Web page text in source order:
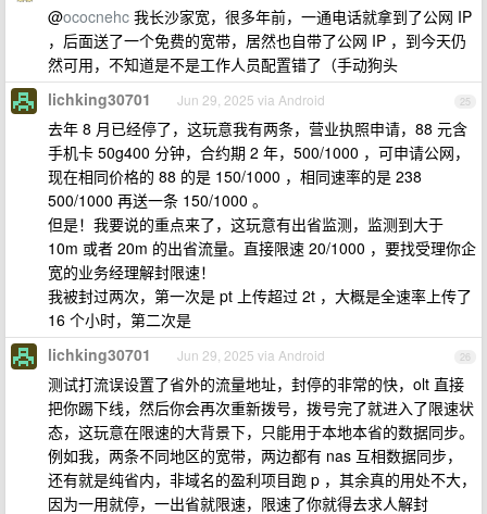
@ococnehc 我长沙家宽，很多年前，一通电话就拿到了公网 IP
，后面送了一个免费的宽带，居然也自带了公网 IP ，到今天仍
然可用，不知道是不是工作人员配置错了（手动狗头
25
lichking30701 Jun 29, 2025 via Android
去年 8 月已经停了，这玩意我有两条，营业执照申请，88 元含
手机卡 50g400 分钟，合约期 2 年，500/1000 ，可申请公网，
现在相同价格的 88 的是 150/1000 ，相同速率的是 238
500/1000 再送一条 150/1000 。
但是！我要说的重点来了，这玩意有出省监测，监测到大于
10m 或者 20m 的出省流量。直接限速 20/1000 ，要找受理你企
宽的业务经理解封限速！
我被封过两次，第一次是 pt 上传超过 2t ，大概是全速率上传了
16 个小时，第二次是
26
lichking30701 Jun 29, 2025 via Android
测试打流误设置了省外的流量地址，封停的非常的快，olt 直接
把你踢下线，然后你会再次重新拨号，拨号完了就进入了限速状
态，这玩意在限速的大背景下，只能用于本地本省的数据同步。
例如我，两条不同地区的宽带，两边都有 nas 互相数据同步，
还有就是纯省内，非域名的盈利项目跑 p ，其余真的用处不大，
因为一用就停，一出省就限速，限速了你就得去求人解封